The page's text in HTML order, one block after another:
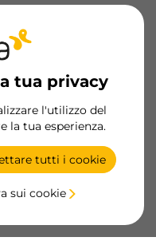
tua privacy
l'utilizzo del
la tua esperienza.
tutti i cookie
sui cookie
Alumount
antracite